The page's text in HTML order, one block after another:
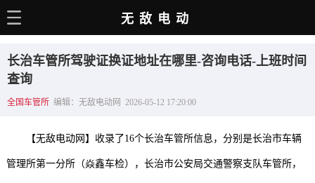
电动百科
电车资讯
电车手册
选车推荐
无敌电动
长治车管所驾驶证换证地址在哪里-咨询电话-上班时间
查询
全国车管所 编辑：无敌电动网 2026-05-12 17:20:00
【无敌电动网】收录了16个长治车管所信息，分别是长治市车辆
管理所第一分所（焱鑫车检），长治市公安局交通警察支队车管所，